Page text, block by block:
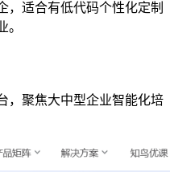
，适合有低代码个性化定制
。
，聚焦大中型企业智能化培